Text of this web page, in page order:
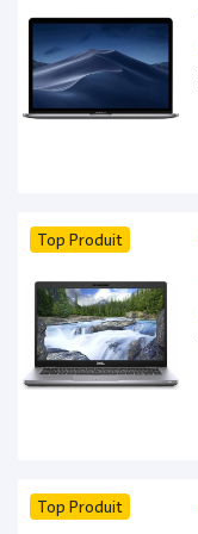
Top Produit
Top Produit